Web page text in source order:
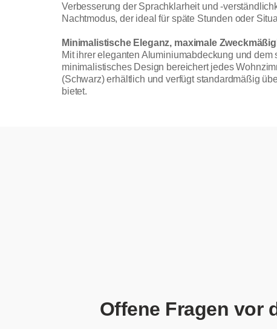
Verbesserung der Sprachklarheit und -
Nachtmodus, der ideal für späte Stunden oder
Minimalistische Eleganz, maximale
Mit ihrer eleganten Aluminiumabdeckung und
minimalistisches Design bereichert jedes
(Schwarz) erhältlich und verfügt standardmäßig
bietet.
Offene Fragen vor